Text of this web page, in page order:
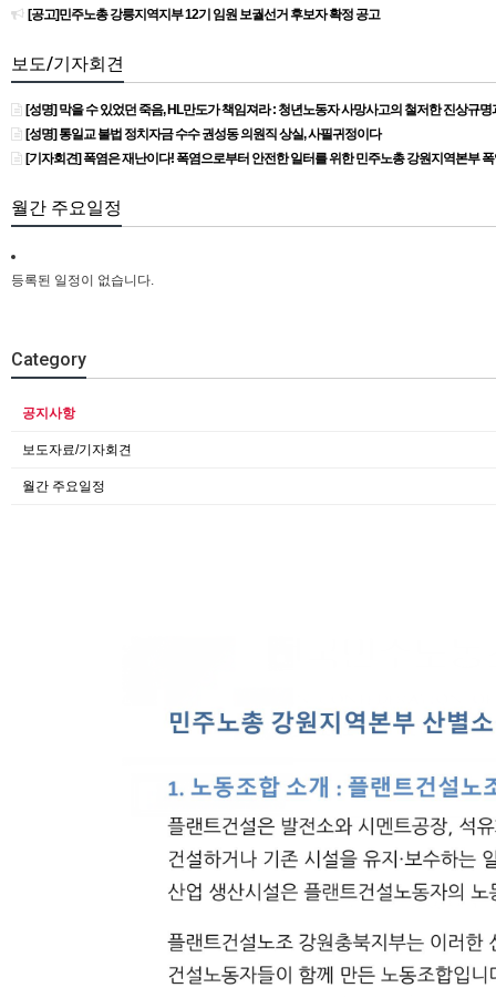
[공고]민주노총 강릉지역지부 12기 임원 보궐선거 후보자 확정 공고
보도/기자회견
[성명] 막을 수 있었던 죽음, HL만도가 책임져라 : 청년노동자 사망사고의 철저한 진상규
[성명] 통일교 불법 정치자금 수수 권성동 의원직 상실, 사필귀정이다
[기자회견] 폭염은 재난이다! 폭염으로부터 안전한 일터를 위한 민주노총 강원지역본부
월간 주요일정
등록된 일정이 없습니다.
Category
공지사항
보도자료/기자회견
월간 주요일정